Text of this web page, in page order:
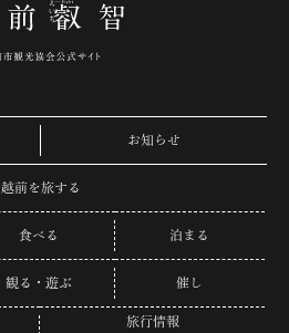
お知らせ
越前を旅する
食べる 泊まる
観る・遊ぶ 催し
旅行情報